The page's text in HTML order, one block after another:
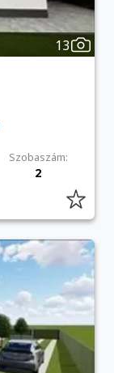
13
Szobaszám:
2